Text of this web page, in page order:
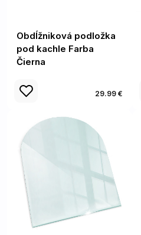
Obdĺžniková podložka
pod kachle Farba
Čierna
29.99 €